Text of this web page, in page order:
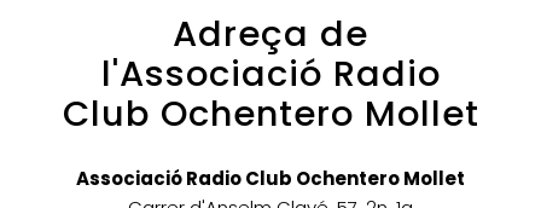
Adreça de
l'Associació Radio
Club Ochentero Mollet
Associació Radio Club Ochentero Mollet